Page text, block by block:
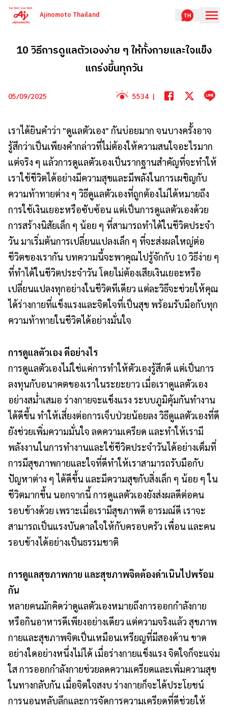
Ajinomoto Thailand
10 วิธีการดูแลตัวเองง่าย ๆ ให้ทั้งกายและใจแข็ง
แกร่งขึ้นทุกวัน
05/09/2025 5534 |
เราได้ยินคำว่า "ดูแลตัวเอง" กันบ่อยมาก จนบางครั้งอาจ
รู้สึกว่าเป็นเพียงคำกล่าวที่ไม่ต้องให้ความสนใจอะไรมาก
แต่จริง ๆ แล้วการดูแลตัวเองเป็นรากฐานสำคัญที่จะทำให้
เราใช้ชีวิตได้อย่างมีความสุขและมีพลังในการเผชิญกับ
ความท้าทายต่าง ๆ วิธีดูแลตัวเองที่ถูกต้องไม่ได้หมายถึง
การใช้เงินเยอะหรือซับซ้อน แต่เป็นการดูแลตัวเองด้วย
การสร้างนิสัยเล็ก ๆ น้อย ๆ ที่สามารถทำได้ในชีวิตประจำ
วัน มาเริ่มต้นการเปลี่ยนแปลงเล็ก ๆ ที่จะส่งผลใหญ่ต่อ
ชีวิตของเรากัน บทความนี้จะพาคุณไปรู้จักกับ 10 วิธีง่าย ๆ
ที่ทำได้ในชีวิตประจำวัน โดยไม่ต้องเสียเงินเยอะหรือ
เปลี่ยนแปลงทุกอย่างในชีวิตทีเดียว แต่ละวิธีจะช่วยให้คุณ
ได้ร่างกายที่แข็งแรงและจิตใจที่เป็นสุข พร้อมรับมือกับทุก
ความท้าทายในชีวิตได้อย่างมั่นใจ
การดูแลตัวเอง ดีอย่างไร
การดูแลตัวเองไม่ใช่แค่การทำให้ตัวเองรู้สึกดี แต่เป็นการ
ลงทุนกับอนาคตของเราในระยะยาว เมื่อเราดูแลตัวเอง
อย่างสม่ำเสมอ ร่างกายจะแข็งแรง ระบบภูมิคุ้มกันทำงาน
ได้ดีขึ้น ทำให้เสี่ยงต่อการเจ็บป่วยน้อยลง วิธีดูแลตัวเองที่ดี
ยังช่วยเพิ่มความมั่นใจ ลดความเครียด และทำให้เรามี
พลังงานในการทำงานและใช้ชีวิตประจำวันได้อย่างเต็มที่
การมีสุขภาพกายและใจที่ดีทำให้เราสามารถรับมือกับ
ปัญหาต่าง ๆ ได้ดีขึ้น และมีความสุขกับสิ่งเล็ก ๆ น้อย ๆ ใน
ชีวิตมากขึ้น นอกจากนี้ การดูแลตัวเองยังส่งผลดีต่อคน
รอบข้างด้วย เพราะเมื่อเรามีสุขภาพดี อารมณ์ดี เราจะ
สามารถเป็นแรงบันดาลใจให้กับครอบครัว เพื่อน และคน
รอบข้างได้อย่างเป็นธรรมชาติ
การดูแลสุขภาพกาย และสุขภาพจิตต้องดำเนินไปพร้อม
กัน
หลายคนมักคิดว่าดูแลตัวเองหมายถึงการออกกำลังกาย
หรือกินอาหารดีเพียงอย่างเดียว แต่ความจริงแล้ว สุขภาพ
กายและสุขภาพจิตเป็นเหมือนเหรียญที่มีสองด้าน ขาด
อย่างใดอย่างหนึ่งไม่ได้ เมื่อร่างกายแข็งแรง จิตใจก็จะแจ่ม
ใส การออกกำลังกายช่วยลดความเครียดและเพิ่มความสุข
ในทางกลับกัน เมื่อจิตใจสงบ ร่างกายก็จะได้ประโยชน์
การนอนหลับลึกและการจัดการความเครียดที่ดีช่วยให้